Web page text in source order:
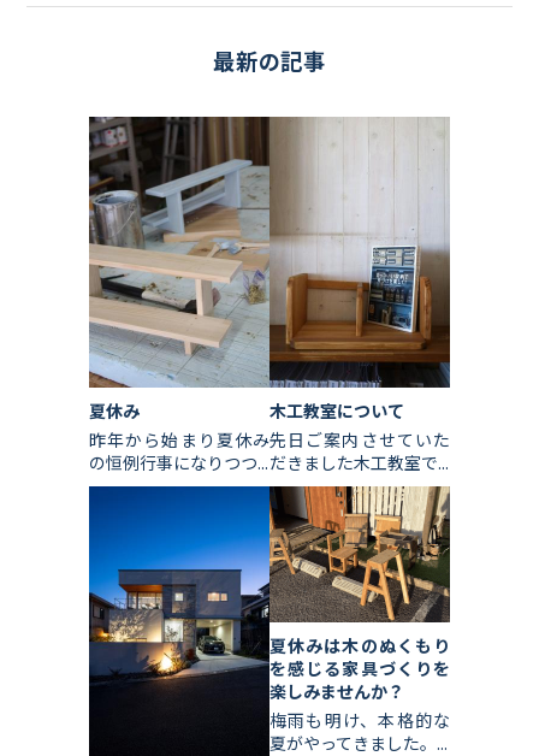
最新の記事
夏休み
昨年から始まり夏休み
の恒例行事になりつつ...
木工教室について
先日ご案内させていた
だきました木工教室で...
夏休みは木のぬくもり
を感じる家具づくりを
楽しみませんか？
梅雨も明け、本格的な
夏がやってきました。...